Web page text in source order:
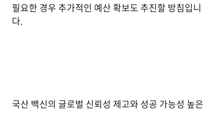
필요한 경우 추가적인 예산 확보도 추진할 방침입니
다.
국산 백신의 글로벌 신뢰성 제고와 성공 가능성 높은